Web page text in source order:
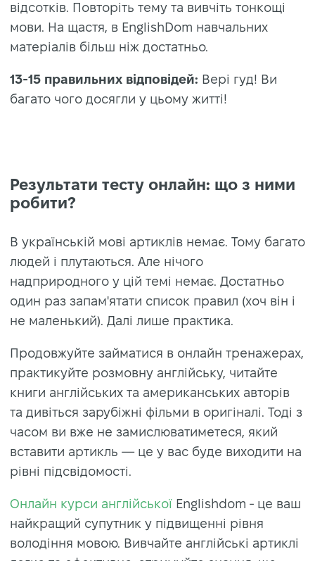
відсотків. Повторіть тему та вивчіть тонкощі
мови. На щастя, в EnglishDom навчальних
матеріалів більш ніж достатньо.
13-15 правильних відповідей: Вері гуд! Ви
багато чого досягли у цьому житті!
Результати тесту онлайн: що з ними
робити?
В українській мові артиклів немає. Тому багато
людей і плутаються. Але нічого
надприродного у цій темі немає. Достатньо
один раз запам'ятати список правил (хоч він і
не маленький). Далі лише практика.
Продовжуйте займатися в онлайн тренажерах,
практикуйте розмовну англійську, читайте
книги англійських та американських авторів
та дивіться зарубіжні фільми в оригіналі. Тоді з
часом ви вже не замислюватиметеся, який
вставити артикль — це у вас буде виходити на
рівні підсвідомості.
Онлайн курси англійської Englishdom - це ваш
найкращий супутник у підвищенні рівня
володіння мовою. Вивчайте англійські артиклі